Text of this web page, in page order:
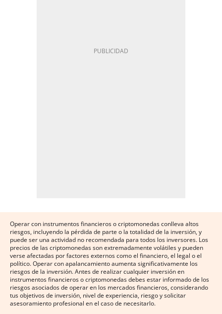
Operar con instrumentos financieros o criptomonedas conlleva altos
riesgos, incluyendo la pérdida de parte o la totalidad de la inversión, y
puede ser una actividad no recomendada para todos los inversores. Los
precios de las criptomonedas son extremadamente volátiles y pueden
verse afectadas por factores externos como el financiero, el legal o el
político. Operar con apalancamiento aumenta significativamente los
riesgos de la inversión. Antes de realizar cualquier inversión en
instrumentos financieros o criptomonedas debes estar informado de los
riesgos asociados de operar en los mercados financieros, considerando
tus objetivos de inversión, nivel de experiencia, riesgo y solicitar
asesoramiento profesional en el caso de necesitarlo.